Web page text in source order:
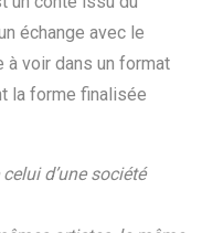
échange avec le
à voir dans un format
la forme finalisée
d’une société